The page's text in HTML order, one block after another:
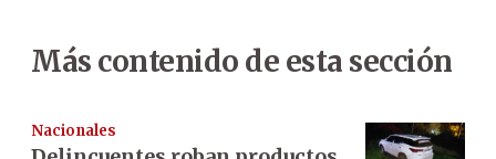
Más contenido de esta sección
Nacionales